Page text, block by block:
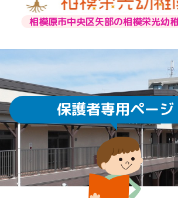
相模原市中央区矢部の相模栄光幼
通園方法クラスについて 給食
園児教室
子
求人情報
保護者専用ページ